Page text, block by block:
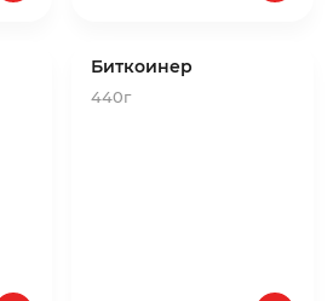
Биткоинер
440г